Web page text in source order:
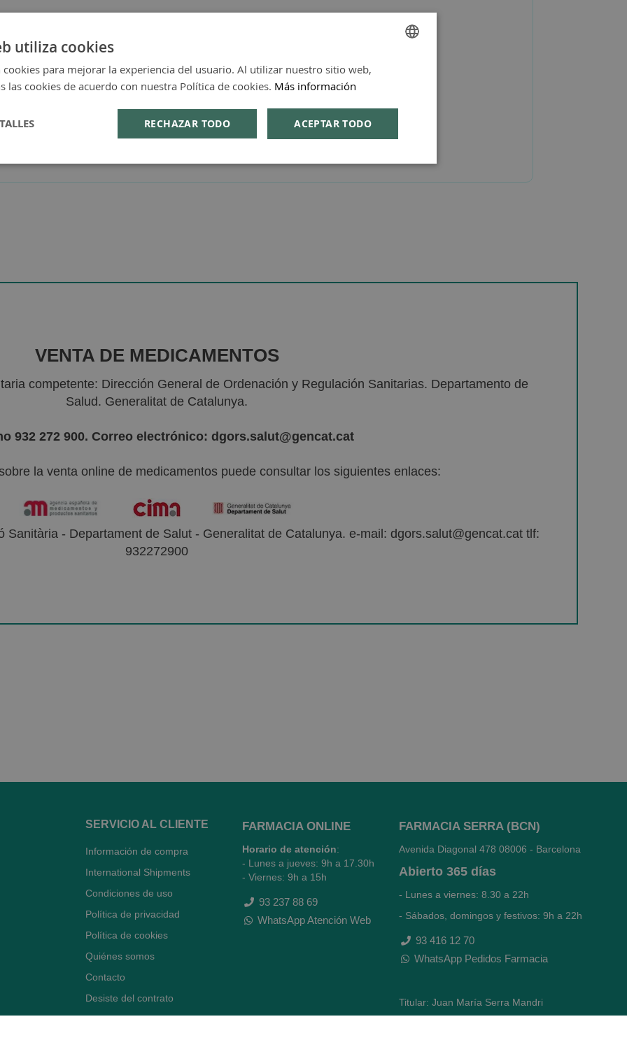
VENTA DE MEDICAMENTOS
competente: Dirección General de Ordenación y Regulación Sanitarias. Departamento de
Salud. Generalitat de Catalunya.
932 272 900. Correo electrónico: dgors.salut@gencat.cat
la venta online de medicamentos puede consultar los siguientes enlaces:
Sanitària - Departament de Salut - Generalitat de Catalunya. e-mail: dgors.salut@gencat.cat tlf:
932272900
SERVICIO AL CLIENTE
Información de compra
International Shipments
Condiciones de uso
Política de privacidad
Política de cookies
Quiénes somos
Contacto
Desiste del contrato
FARMACIA ONLINE
Horario de atención:
- Lunes a jueves: 9h a 17.30h
- Viernes: 9h a 15h
93 237 88 69
WhatsApp Atención Web
FARMACIA SERRA (BCN)
Avenida Diagonal 478 08006 - Barcelona
Abierto 365 días
- Lunes a viernes: 8.30 a 22h
- Sábados, domingos y festivos: 9h a 22h
93 416 12 70
WhatsApp Pedidos Farmacia
Titular: Juan María Serra Mandri
utiliza cookies
cookies para mejorar la experiencia del usuario. Al utilizar nuestro sitio web,
las cookies de acuerdo con nuestra Política de cookies. Más información
ACEPTAR TODO
RECHAZAR TODO